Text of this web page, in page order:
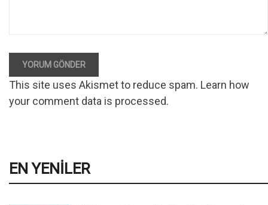
YORUM GÖNDER
This site uses Akismet to reduce spam. Learn how
your comment data is processed.
EN YENILER